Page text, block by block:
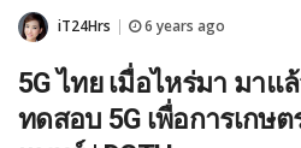
iT24Hrs 6 years ago
5G ไทย เมื่อไหร่มา มาแ
ทดสอบ 5G เพื่อการเกษ